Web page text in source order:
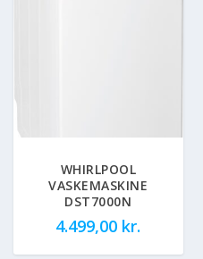
WHIRLPOOL
VASKEMASKINE
DST7000N
4.499,00 kr.